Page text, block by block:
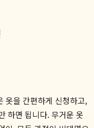
옷을 간편하게 신청하고,
하면 됩니다. 무거운 옷